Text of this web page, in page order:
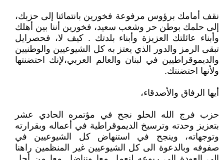
نقف أمامك برؤوس مرفوعة فخورين بانتمائنا إلى حزبك،
إلى حلمك بوطن حر وشعب سعيد، فخورين أننا بين أهلك
وأبناء عائلتك العزيزة وأبناء بلدتك . كيف لا، فحصرايل
تبقى الرمز والدور الذي يعتز به كل الشيوعيين والوطنيين
والديموقراطيين في لبنان والعالم العربي،لإنك احتضنتها
ولأنها احتضنتك.
أيها الرفاق والأصدقاء،
حزب فرج الله الحلو نجح في مؤتمره الحادي عشر
بتعزيز وحدته وترسيخ الديموقراطية في أعماله وبقرارته
وتوجهاته، وينجح في استنهاض كل الشيوعيين في
صفوفه وبالدعوة الى كل الشيوعيين غير المنظمين راهنا